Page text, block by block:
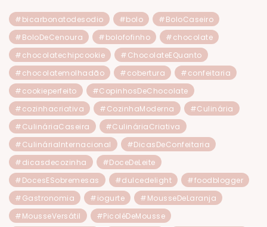
#bicarbonatodesodio #bolo
#BoloCaseiro
#BoloDeCenoura
#bolofofinho
#chocolate
#chocolatechipcookie
#ChocolateEQuanto
#chocolatemolhadão
#cobertura
#confeitaria
#cookieperfeito
#CopinhosDeChocolate
#cozinhacriativa
#CozinhaModerna
#Culinária
#CulináriaCaseira
#CulináriaCriativa
#CulináriaInternacional
#DicasDeConfeitaria
#dicasdecozinha
#DoceDeLeite
#DocesESobremesas
#dulcedelight
#foodblogger
#Gastronomia
#iogurte
#MousseDeLaranja
#MousseVersátil
#PicoléDeMousse